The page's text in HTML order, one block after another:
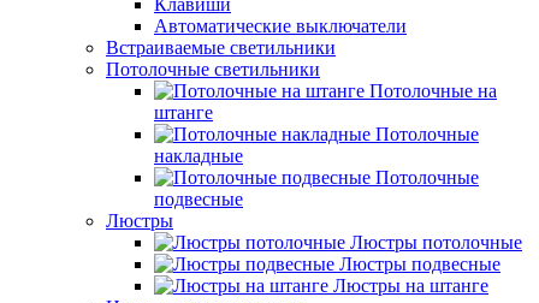
Клавиши
Автоматические выключатели
Встраиваемые светильники
Потолочные светильники
Потолочные на
штанге
Потолочные
накладные
Потолочные
подвесные
Люстры
Люстры потолочные
Люстры подвесные
Люстры на штанге